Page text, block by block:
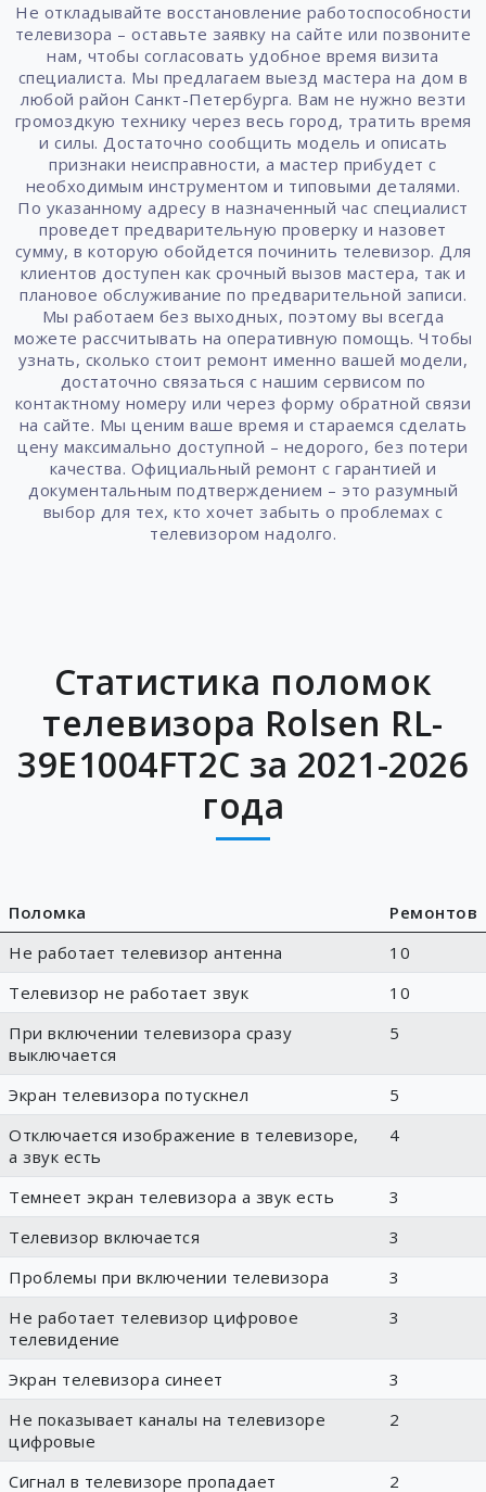
Не откладывайте восстановление работоспособности
телевизора – оставьте заявку на сайте или позвоните
нам, чтобы согласовать удобное время визита
специалиста. Мы предлагаем выезд мастера на дом в
любой район Санкт-Петербурга. Вам не нужно везти
громоздкую технику через весь город, тратить время
и силы. Достаточно сообщить модель и описать
признаки неисправности, а мастер прибудет с
необходимым инструментом и типовыми деталями.
По указанному адресу в назначенный час специалист
проведет предварительную проверку и назовет
сумму, в которую обойдется починить телевизор. Для
клиентов доступен как срочный вызов мастера, так и
плановое обслуживание по предварительной записи.
Мы работаем без выходных, поэтому вы всегда
можете рассчитывать на оперативную помощь. Чтобы
узнать, сколько стоит ремонт именно вашей модели,
достаточно связаться с нашим сервисом по
контактному номеру или через форму обратной связи
на сайте. Мы ценим ваше время и стараемся сделать
цену максимально доступной – недорого, без потери
качества. Официальный ремонт с гарантией и
документальным подтверждением – это разумный
выбор для тех, кто хочет забыть о проблемах с
телевизором надолго.
Статистика поломок
телевизора Rolsen RL-
39E1004FT2C за 2021-2026
года
Поломка
Ремонтов
Не работает телевизор антенна
10
Телевизор не работает звук
10
При включении телевизора сразу
выключается
5
Экран телевизора потускнел
5
Отключается изображение в телевизоре,
а звук есть
4
Темнеет экран телевизора а звук есть
3
Телевизор включается
3
Проблемы при включении телевизора
3
Не работает телевизор цифровое
телевидение
3
Экран телевизора синеет
3
Не показывает каналы на телевизоре
цифровые
2
Сигнал в телевизоре пропадает
2